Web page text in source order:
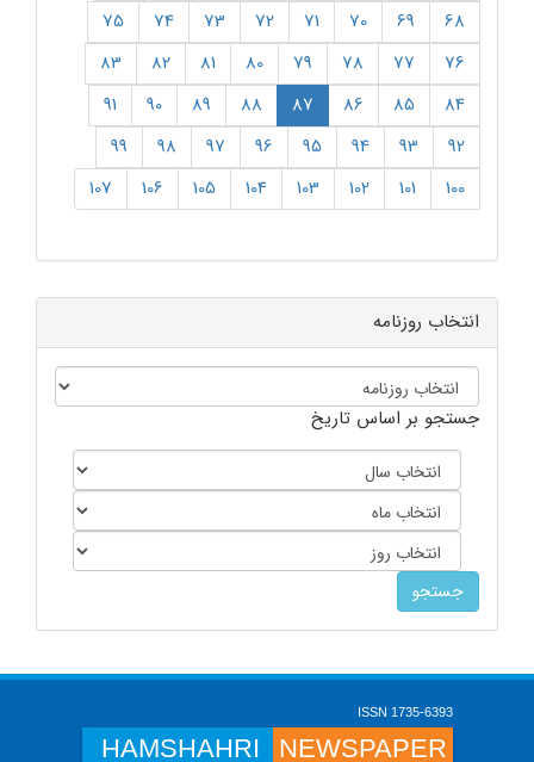
انتخاب روزنامه
جستجو بر اساس تاریخ
68
69
70
71
72
73
74
75
76
77
78
79
80
81
82
83
84
85
86
87
88
89
90
91
92
93
94
95
96
97
98
99
100
101
102
103
104
105
106
107
ISSN 1735-6393
HAMSHAHRI NEWSPAPER